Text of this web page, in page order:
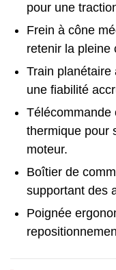
pour une
Frein à cône
retenir la pleine
Train planétaire
une fiabilité
Télécommande
thermique pour
moteur.
Boîtier de
supportant des
Poignée